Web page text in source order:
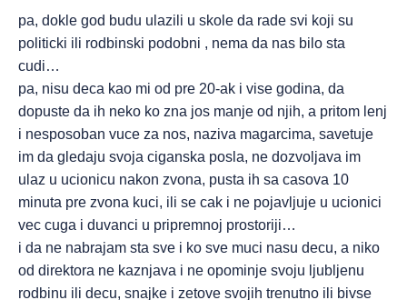
pa, dokle god budu ulazili u skole da rade svi koji su
politicki ili rodbinski podobni , nema da nas bilo sta
cudi…
pa, nisu deca kao mi od pre 20-ak i vise godina, da
dopuste da ih neko ko zna jos manje od njih, a pritom lenj
i nesposoban vuce za nos, naziva magarcima, savetuje
im da gledaju svoja ciganska posla, ne dozvoljava im
ulaz u ucionicu nakon zvona, pusta ih sa casova 10
minuta pre zvona kuci, ili se cak i ne pojavljuje u ucionici
vec cuga i duvanci u pripremnoj prostoriji…
i da ne nabrajam sta sve i ko sve muci nasu decu, a niko
od direktora ne kaznjava i ne opominje svoju ljubljenu
rodbinu ili decu, snajke i zetove svojih trenutno ili bivse